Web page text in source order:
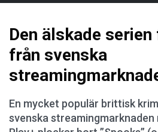
Den älskade
från svenska
En mycket populär brittisk
svenska